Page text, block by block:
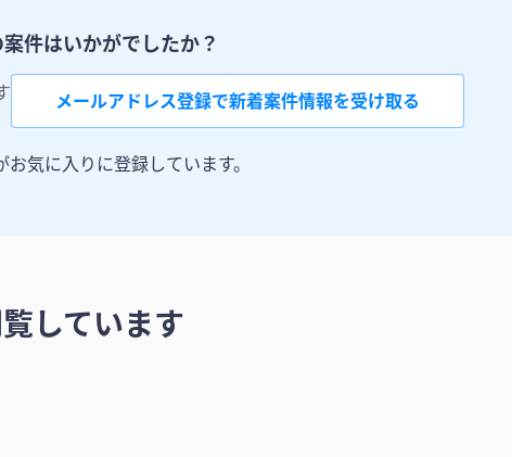
件はいかがでしたか？
メールアドレス登録で新着案件情報を受け取る
お気に入りに登録しています。
しています